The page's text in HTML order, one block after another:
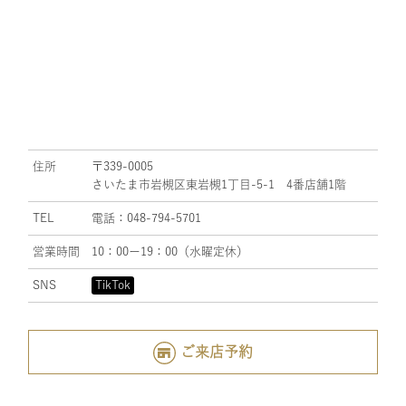
住所
〒339-0005
さいたま市岩槻区東岩槻1丁目-5-1 4番店舗1階
TEL 電話：048-794-5701
営業時間 10：00ー19：00（水曜定休）
SNS TikTok
ご来店予約